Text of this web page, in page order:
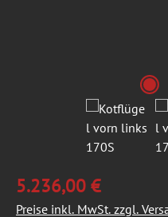
5.236,00 €
Preise inkl. MwSt. zzgl.